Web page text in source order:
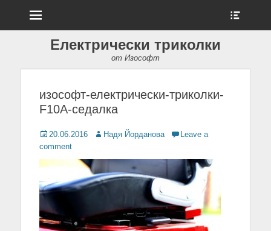
Електрически триколки
от Изософт
изософт-електрически-триколки-
F10A-седалка
Posted
on
20.06.2016 Author
Надя Йорданова
Leave a
comment